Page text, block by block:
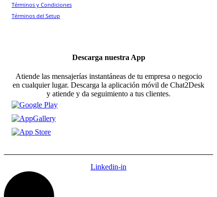
Términos y Condiciones
Términos del Setup
Descarga nuestra App
Atiende las mensajerías instantáneas de tu empresa o negocio
en cualquier lugar. Descarga la aplicación móvil de Chat2Desk
y atiende y da seguimiento a tus clientes.
Linkedin-in